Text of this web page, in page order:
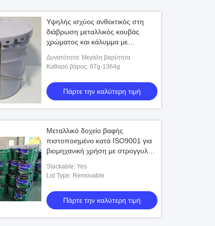
Υψηλής ισχύος ανθεκτικός στη
διάβρωση μεταλλικός κουβάς
χρώματος και κάλυμμα με
Δυνατότητα: Μεγάλη βαρύτητα
Καθαρό βάρος: 67g-1364g
Πάρτε την καλύτερη τιμή
Μεταλλικό δοχείο βαφής
πιστοποιημένο κατά ISO9001 για
βιομηχανική χρήση με στρογγυλό
υλικό
Stackable: Yes
Lid Type: Removable
Πάρτε την καλύτερη τιμή